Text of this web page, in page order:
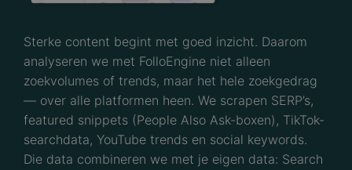
Sterke content begint met goed inzicht. Daarom
analyseren we met FolloEngine niet alleen
zoekvolumes of trends, maar het hele zoekgedrag
— over alle platformen heen. We scrapen SERP’s,
featured snippets (People Also Ask-boxen), TikTok-
searchdata, YouTube trends en social keywords.
Die data combineren we met je eigen data: Search